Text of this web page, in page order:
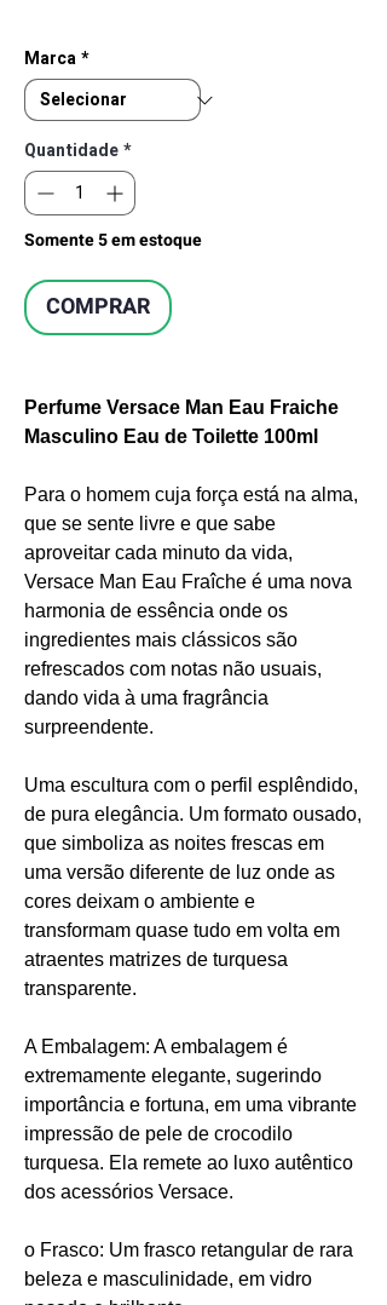
Marca*
Quantidade*
Somente 5 em estoque
COMPRAR
Perfume Versace Man Eau Fraiche
Masculino Eau de Toilette 100ml
Para o homem cuja força está na alma,
que se sente livre e que sabe
aproveitar cada minuto da vida,
Versace Man Eau Fraîche é uma nova
harmonia de essência onde os
ingredientes mais clássicos são
refrescados com notas não usuais,
dando vida à uma fragrância
surpreendente.
Uma escultura com o perfil esplêndido,
de pura elegância. Um formato ousado,
que simboliza as noites frescas em
uma versão diferente de luz onde as
cores deixam o ambiente e
transformam quase tudo em volta em
atraentes matrizes de turquesa
transparente.
A Embalagem: A embalagem é
extremamente elegante, sugerindo
importância e fortuna, em uma vibrante
impressão de pele de crocodilo
turquesa. Ela remete ao luxo autêntico
dos acessórios Versace.
o Frasco: Um frasco retangular de rara
beleza e masculinidade, em vidro